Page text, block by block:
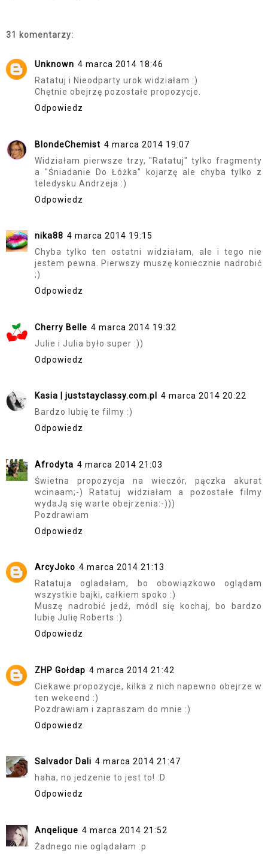
31 komentarzy:
Unknown 4 marca 2014 18:46
Ratatuj i Nieodparty urok widziałam :)
Chętnie obejrzę pozostałe propozycje.
Odpowiedz
BlondeChemist 4 marca 2014 19:07
Widziałam pierwsze trzy, "Ratatuj" tylko fragmenty
a "Śniadanie Do Łóżka" kojarzę ale chyba tylko z
teledysku Andrzeja :)
Odpowiedz
nika88 4 marca 2014 19:15
Chyba tylko ten ostatni widziałam, ale i tego nie
jestem pewna. Pierwszy muszę koniecznie nadrobić
;)
Odpowiedz
Cherry Belle 4 marca 2014 19:32
Julie i Julia było super :))
Odpowiedz
Kasia | juststayclassy.com.pl
4 marca 2014 20:22
Bardzo lubię te filmy :)
Odpowiedz
Afrodyta 4 marca 2014 21:03
Świetna propozycja na wieczór, pączka akurat
wcinaam;-) Ratatuj widziałam a pozostałe filmy
wydaJą się warte obejrzenia:-)))
Pozdrawiam
Odpowiedz
ArcyJoko 4 marca 2014 21:13
Ratatuja ogladałam, bo obowiązkowo oglądam
wszystkie bajki, całkiem spoko :)
Muszę nadrobić jedź, módl się kochaj, bo bardzo
lubię Julię Roberts :)
Odpowiedz
ZHP Gołdap 4 marca 2014 21:42
Ciekawe propozycje, kilka z nich napewno obejrze w
ten wekeend :)
Pozdrawiam i zapraszam do mnie :)
Odpowiedz
Salvador Dali 4 marca 2014 21:47
haha, no jedzenie to jest to! :D
Odpowiedz
Anqelique 4 marca 2014 21:52
Żadnego nie oglądałam :p